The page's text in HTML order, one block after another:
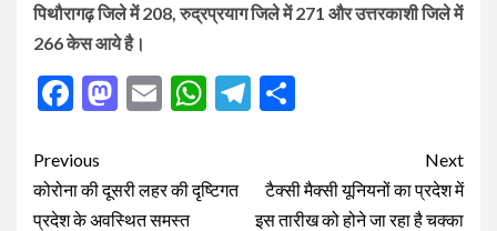
पिथौरागढ़जिलेमें208,रुद्रप्रयागजिलेमें271 औरउत्तरकाशीजिलेमें
266केसआयेहै।
Facebook
Mastodon
EmailWhatsApp
Telegram
Post
navigation
Previous
कोरोना की दूसरी लहर की दृष्टिगत
प्रदेश के अवस्थित समस्त
Next
टैक्सी मैक्सी यूनियनों का प्रदेश में
इस तारीख को होने जा रहा है चक्का